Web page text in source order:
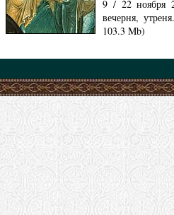
9 / 22 ноября
вечерня,
103.3 Mb)